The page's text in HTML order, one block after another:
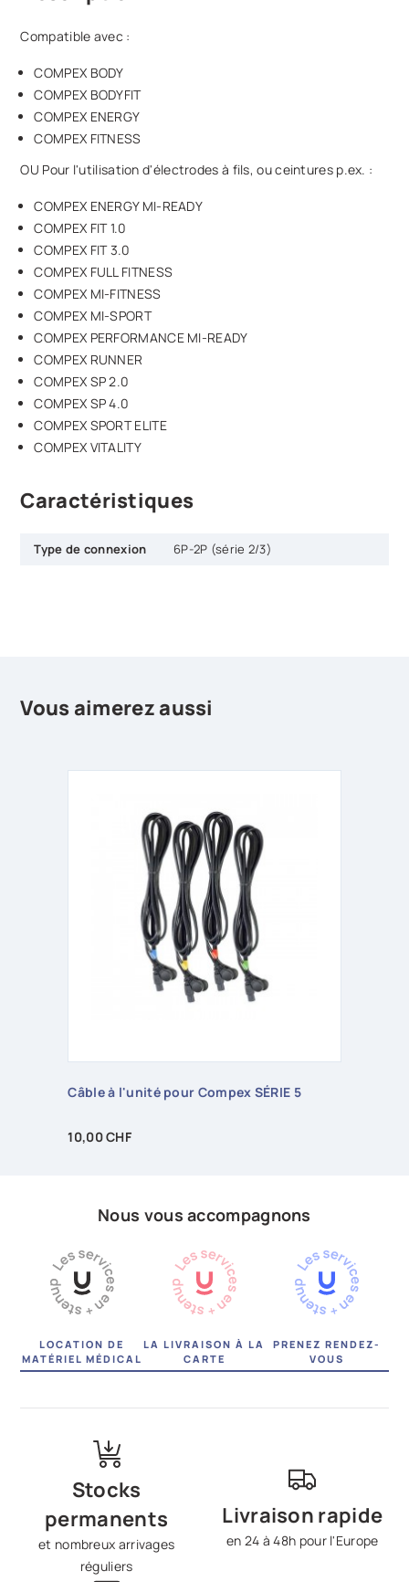
Compatible avec :
COMPEX BODY
COMPEX BODYFIT
COMPEX ENERGY
COMPEX FITNESS
OU Pour l'utilisation d'électrodes à fils, ou ceintures p.ex. :
COMPEX ENERGY MI-READY
COMPEX FIT 1.0
COMPEX FIT 3.0
COMPEX FULL FITNESS
COMPEX MI-FITNESS
COMPEX MI-SPORT
COMPEX PERFORMANCE MI-READY
COMPEX RUNNER
COMPEX SP 2.0
COMPEX SP 4.0
COMPEX SPORT ELITE
COMPEX VITALITY
Caractéristiques
Type de connexion 6P-2P (série 2/3)
Vous aimerez aussi
Câble à l'unité pour Compex SÉRIE 5
Prix
10,00 CHF
Nous vous accompagnons
LOCATION DE
MATÉRIEL MÉDICAL
LA LIVRAISON À LA
CARTE
PRENEZ RENDEZ-
VOUS
Stocks
permanents
et nombreux arrivages
réguliers
Livraison rapide
en 24 à 48h pour l'Europe